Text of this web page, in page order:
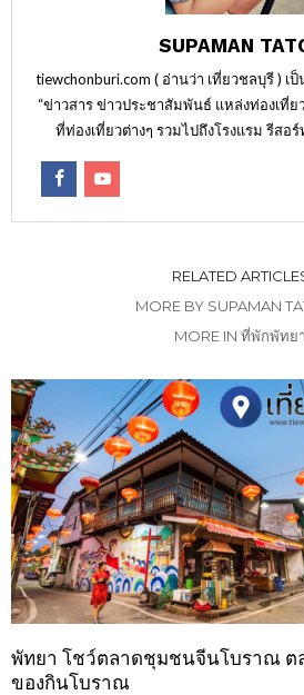
SUPAMAN
tiewchonburi.com ( อ่านว่า เที่ยวชลบุรี ) เ
“ข่าวสาร ข่าวประชาสัมพันธ์ แหล่งท่องเที่
ที่ท่องเที่ยวต่างๆ รวมไปถึงโรงแรม รีสอ
RELATED
MORE BY SUPAMAN
MORE IN ที่พักพัทยา
พัทยา โชว์ตลาดชุมชนจีนโบราณ ต
ของกินโบราณ